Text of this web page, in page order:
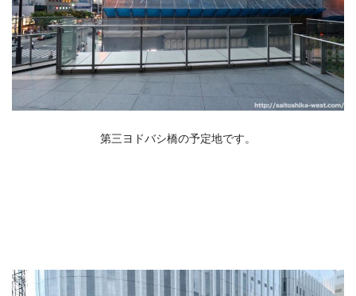
第三ヨドバシ橋の予定地です。